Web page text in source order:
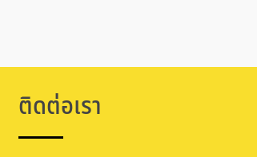
ติดต่อเรา